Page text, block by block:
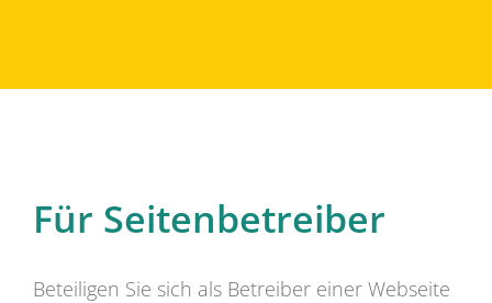
Für Seitenbetreiber
Beteiligen Sie sich als Betreiber einer Webseite